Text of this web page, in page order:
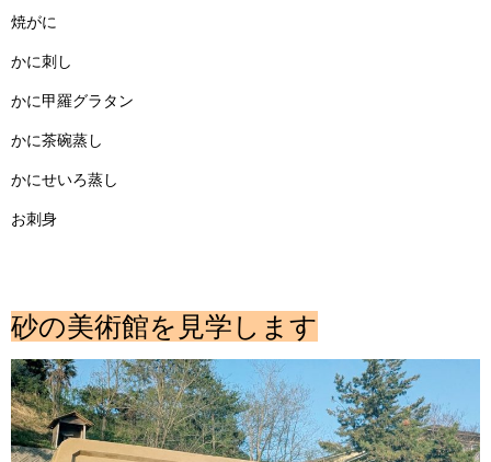
焼がに
かに刺し
かに甲羅グラタン
かに茶碗蒸し
かにせいろ蒸し
お刺身
砂の美術館を見学します